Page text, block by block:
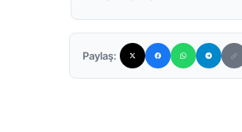
Paylaş: